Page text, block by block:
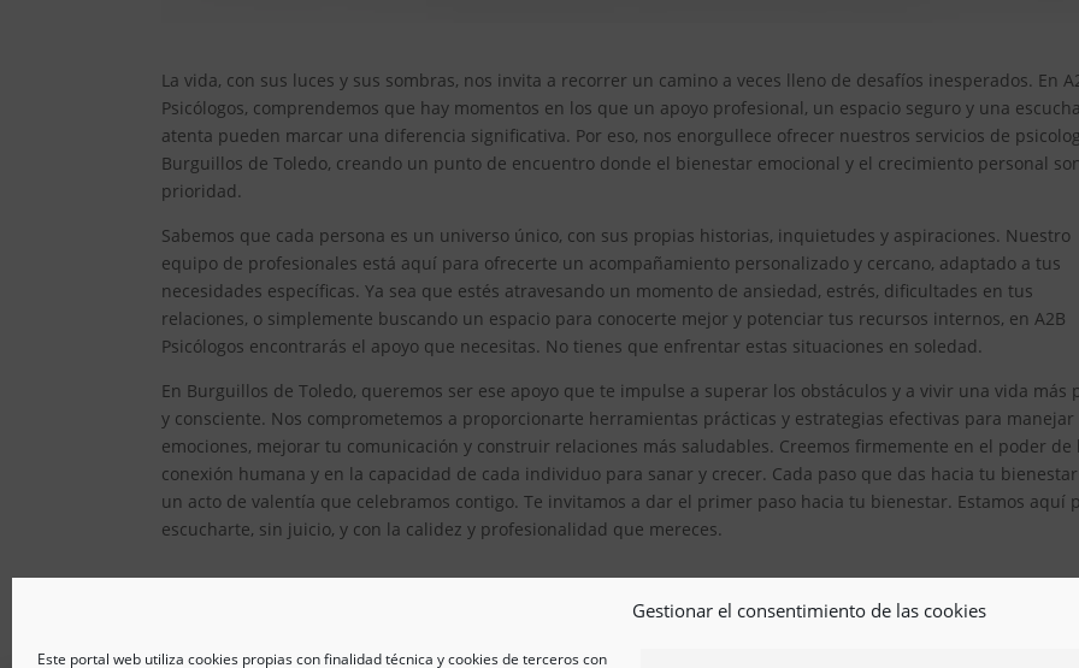
Gestionar el consentimiento de las cookies
Este portal web utiliza cookies propias con finalidad técnica y cookies de terceros con
La vida, con sus luces y sus sombras, nos invita a recorrer un camino a veces lleno de desafíos inesperados. En
Psicólogos, comprendemos que hay momentos en los que un apoyo profesional, un espacio seguro y una
atenta pueden marcar una diferencia significativa. Por eso, nos enorgullece ofrecer nuestros servicios de
Burguillos de Toledo, creando un punto de encuentro donde el bienestar emocional y el crecimiento personal
prioridad.
Sabemos que cada persona es un universo único, con sus propias historias, inquietudes y aspiraciones. Nuestro
equipo de profesionales está aquí para ofrecerte un acompañamiento personalizado y cercano, adaptado a tus
necesidades específicas. Ya sea que estés atravesando un momento de ansiedad, estrés, dificultades en tus
relaciones, o simplemente buscando un espacio para conocerte mejor y potenciar tus recursos internos, en A2B
Psicólogos encontrarás el apoyo que necesitas. No tienes que enfrentar estas situaciones en soledad.
En Burguillos de Toledo, queremos ser ese apoyo que te impulse a superar los obstáculos y a vivir una vida más
y consciente. Nos comprometemos a proporcionarte herramientas prácticas y estrategias efectivas para
emociones, mejorar tu comunicación y construir relaciones más saludables. Creemos firmemente en el poder de
conexión humana y en la capacidad de cada individuo para sanar y crecer. Cada paso que das hacia tu
un acto de valentía que celebramos contigo. Te invitamos a dar el primer paso hacia tu bienestar. Estamos aquí
escucharte, sin juicio, y con la calidez y profesionalidad que mereces.